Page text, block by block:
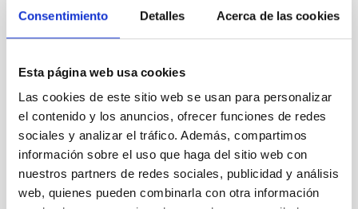
Consentimiento Detalles Acerca de las cookies
Esta página web usa cookies
Las cookies de este sitio web se usan para personalizar
el contenido y los anuncios, ofrecer funciones de redes
sociales y analizar el tráfico. Además, compartimos
información sobre el uso que haga del sitio web con
nuestros partners de redes sociales, publicidad y análisis
web, quienes pueden combinarla con otra información
Relatos celestes
Safari cósmico(6)
Uni-versos(3)
Archivo
Agosto 2026(3)
Julio 2026(7)
Junio 2026(2)